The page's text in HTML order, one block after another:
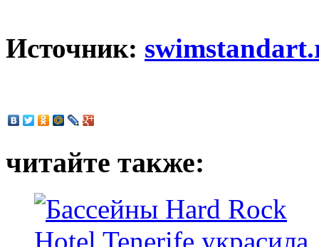
Источник:
читайте также: